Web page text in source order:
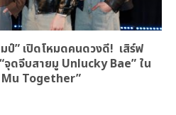
ป์” เปิดโหมดคนดวงดี! เสิร์ฟ
จุดจีบสายมู Unlucky Bae” ใน
Together”